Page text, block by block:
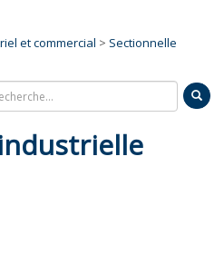
et commercial > Sectionnelle